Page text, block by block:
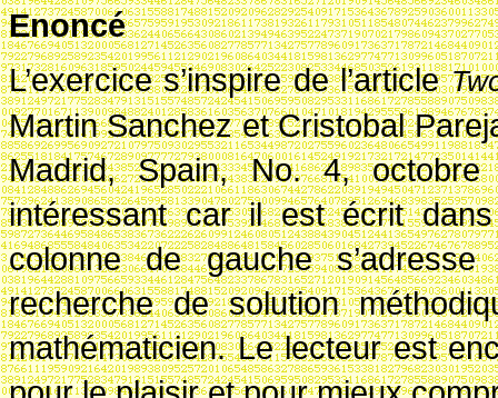
Enoncé
L’exercice s’inspire de l’article
Martin Sanchez et Cristobal
Madrid, Spain, No. 4,
intéressant car il est écrit
colonne de gauche
recherche de solution
mathématicien. Le lecteur est